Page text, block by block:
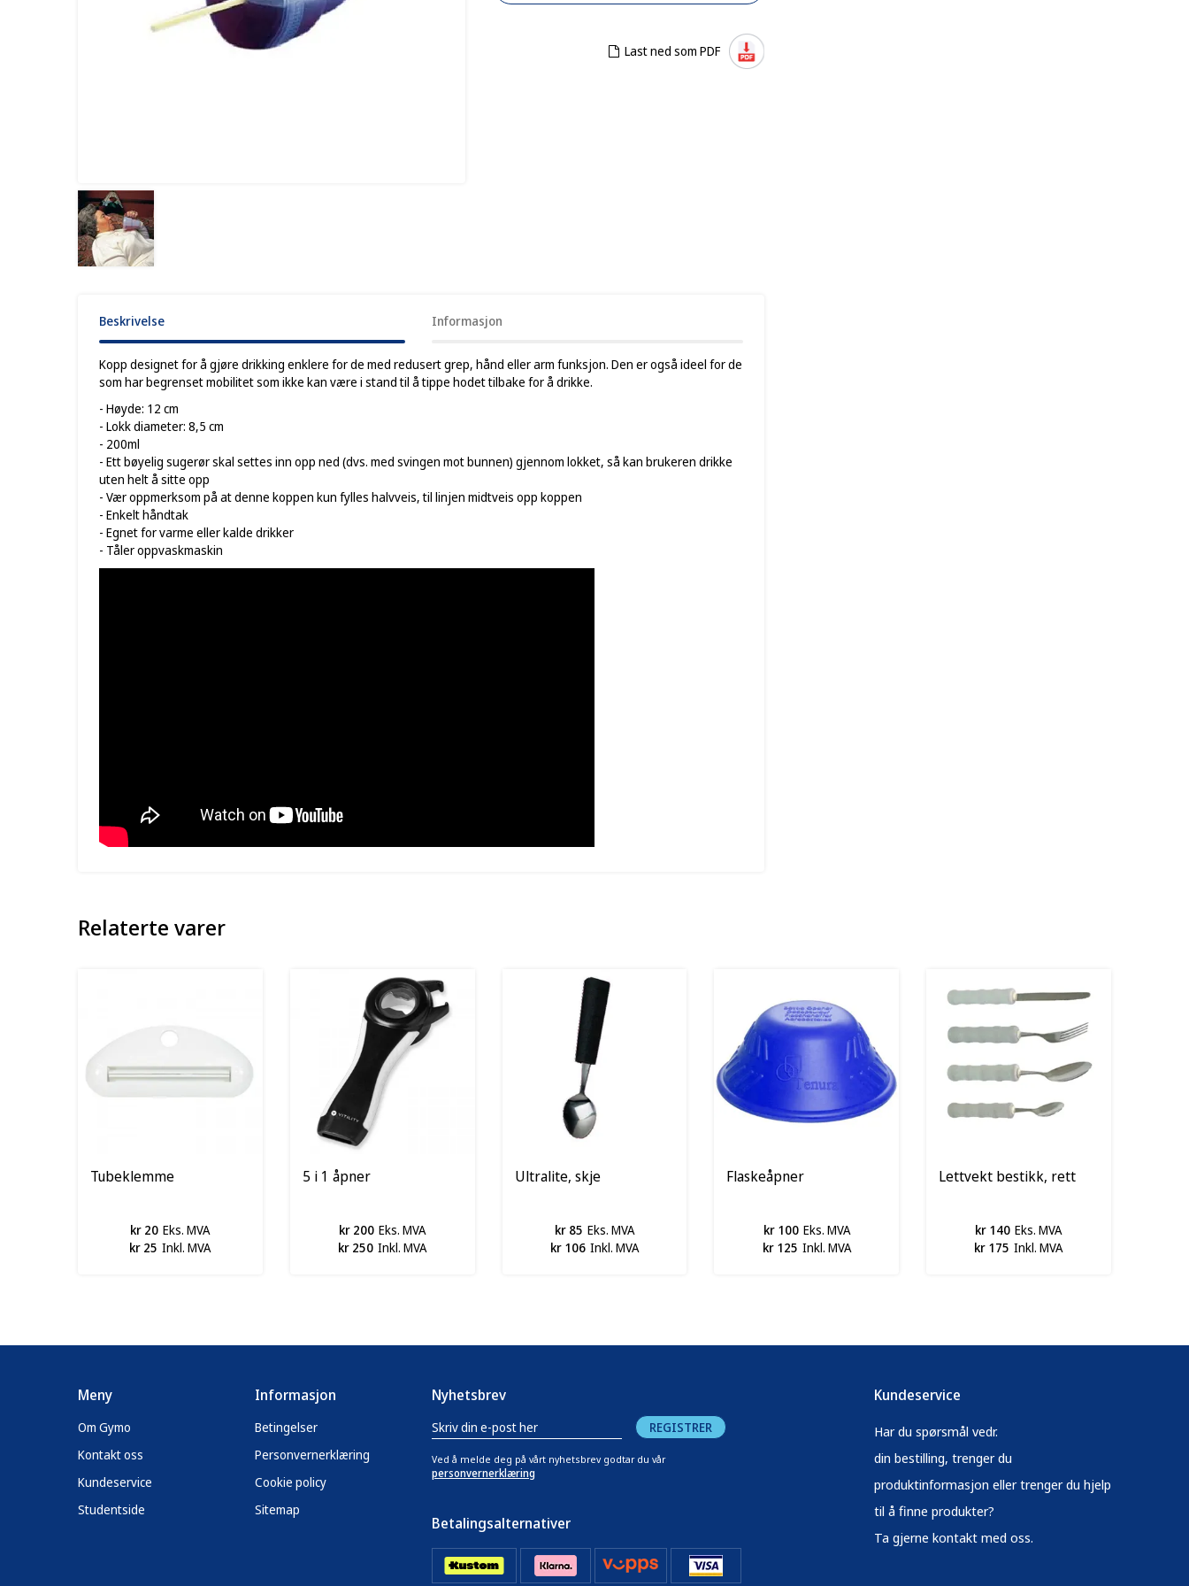
Last ned som PDF
Beskrivelse Informasjon
Kopp designet for å gjøre drikking enklere for de med redusert grep, hånd eller arm funksjon. Den er også ideel for de
som har begrenset mobilitet som ikke kan være i stand til å tippe hodet tilbake for å drikke.
- Høyde: 12 cm
- Lokk diameter: 8,5 cm
- 200ml
- Ett bøyelig sugerør skal settes inn opp ned (dvs. med svingen mot bunnen) gjennom lokket, så kan brukeren drikke
uten helt å sitte opp
- Vær oppmerksom på at denne koppen kun fylles halvveis, til linjen midtveis opp koppen
- Enkelt håndtak
- Egnet for varme eller kalde drikker
- Tåler oppvaskmaskin
Relaterte varer
Tubeklemme
kr 20 Eks. MVA
kr 25 Inkl. MVA
5 i 1 åpner
kr 200 Eks. MVA
kr 250 Inkl. MVA
Ultralite, skje
kr 85 Eks. MVA
kr 106 Inkl. MVA
Flaskeåpner
kr 100 Eks. MVA
kr 125 Inkl. MVA
Lettvekt bestikk, rett
kr 140 Eks. MVA
kr 175 Inkl. MVA
Meny
Om Gymo
Kontakt oss
Kundeservice
Studentside
Informasjon
Betingelser
Personvernerklæring
Cookie policy
Sitemap
Nyhetsbrev
REGISTRER
Ved å melde deg på vårt nyhetsbrev godtar du vår
personvernerklæring
Betalingsalternativer
Kundeservice
Har du spørsmål vedr.
din bestilling, trenger du
produktinformasjon eller trenger du hjelp
til å finne produkter?
Ta gjerne kontakt med oss.